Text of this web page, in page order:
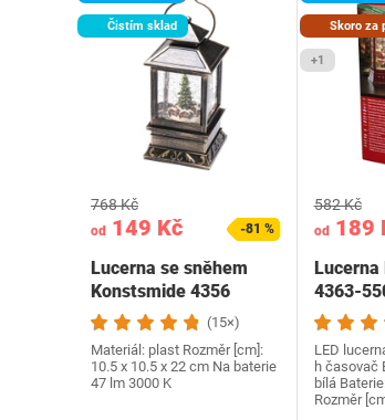
Čistím sklad
od 149 Kč
768 Kč
-81 %
Lucerna se sněhem
Konstsmide 4356
strom
(15×)
Materiál: plast Rozměr [cm]:
10.5 x 10.5 x 22 cm Na baterie
47 lm 3000 K
Skoro za
+1
od189
582 Kč
Lucerna
4363-
LED
h časovač
bílá
Rozměr